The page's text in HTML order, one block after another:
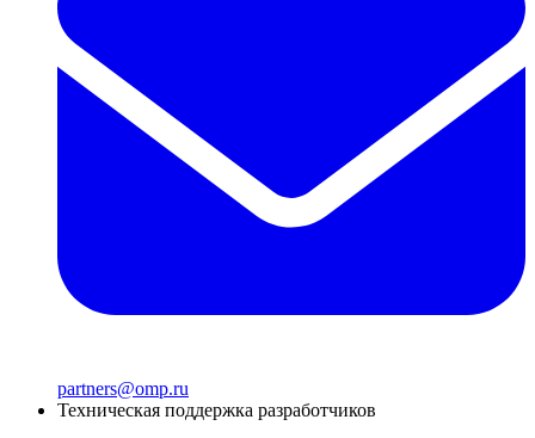
partners@omp.ru
Техническая поддержка разработчиков